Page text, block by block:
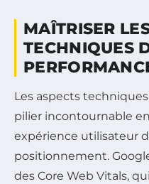
MAÎTRISER
TECHNIQUES
Les aspects
pilier incontournable
expérience utilisateur
positionnement.
des Core Web Vitals,